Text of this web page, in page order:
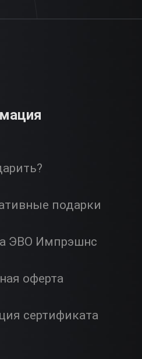
подарки
ЭВО Импрэшнс
оферта
сертификата